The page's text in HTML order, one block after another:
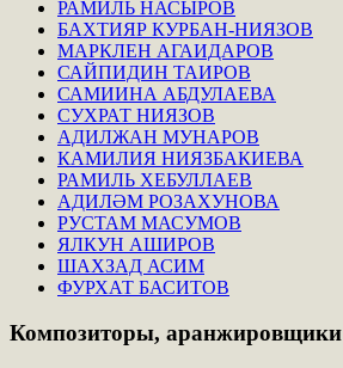
РАМИЛЬ НАСЫРОВ
БАХТИЯР КУРБАН-НИЯЗОВ
МАРКЛЕН АГАИДАРОВ
САЙПИДИН ТАИРОВ
САМИИНА АБДУЛАЕВА
СУХРАТ НИЯЗОВ
АДИЛЖАН МУНАРОВ
КАМИЛИЯ НИЯЗБАКИЕВА
РАМИЛЬ ХЕБУЛЛАЕВ
АДИЛӘМ РОЗАХУНОВА
РУСТАМ МАСУМОВ
ЯЛКУН АШИРОВ
ШАХЗАД АСИМ
ФУРХАТ БАСИТОВ
Композиторы, аранжировщики